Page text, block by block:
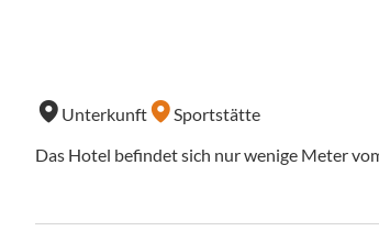
Unterkunft
Sportstätte
Das Hotel befindet sich nur wenige Meter